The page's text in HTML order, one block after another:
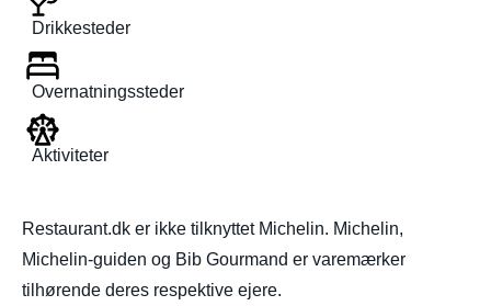
Drikkesteder
Overnatningssteder
Aktiviteter
Restaurant.dk er ikke tilknyttet Michelin. Michelin,
Michelin-guiden og Bib Gourmand er varemærker
tilhørende deres respektive ejere.